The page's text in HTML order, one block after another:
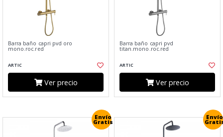
Barra baño capri pvd oro
mono.roc.red
ARTIC
Ver precio
Barra baño capri pvd
titan.mono.roc.red
ARTIC
Ver precio
Envío
Gratis
Envío